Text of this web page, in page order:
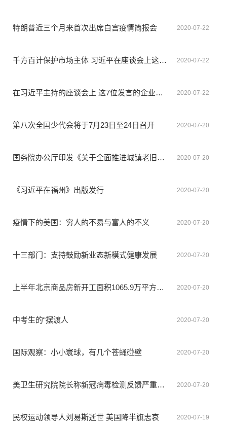
特朗普近三个月来首次出席白宫疫情简报会 2020-07-22
千方百计保护市场主体 习近平在座谈会上这样为企业鼓劲 2020-07-22
在习近平主持的座谈会上 这7位发言的企业家很有代表性 2020-07-22
第八次全国少代会将于7月23日至24日召开 2020-07-20
国务院办公厅印发《关于全面推进城镇老旧小区改造工作的指导意见》 2020-07-20
《习近平在福州》出版发行 2020-07-20
疫情下的美国：穷人的不易与富人的不义 2020-07-20
十三部门：支持鼓励新业态新模式健康发展 2020-07-20
上半年北京商品房新开工面积1065.9万平方米 同比增长9.8% 2020-07-20
中考生的“摆渡人 2020-07-20
国际观察：小小寰球，有几个苍蝇碰壁 2020-07-20
美卫生研究院院长称新冠病毒检测反馈严重滞后 2020-07-20
民权运动领导人刘易斯逝世 美国降半旗志哀 2020-07-19